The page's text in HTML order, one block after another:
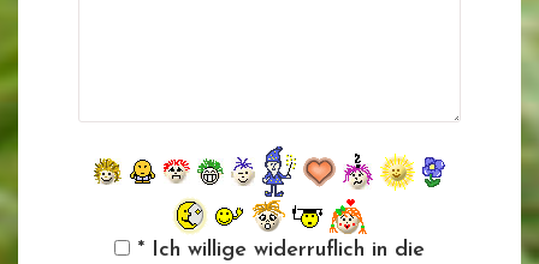
* Ich willige widerruflich in die